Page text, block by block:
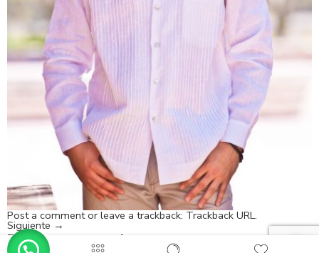
Post a commentor leave a trackback:Trackback URL.
Siguiente →
Deja un comentario